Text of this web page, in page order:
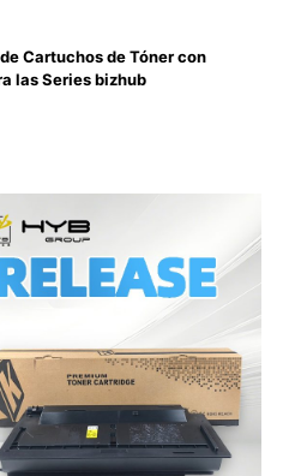
Cartuchos de Tóner con
las Series bizhub